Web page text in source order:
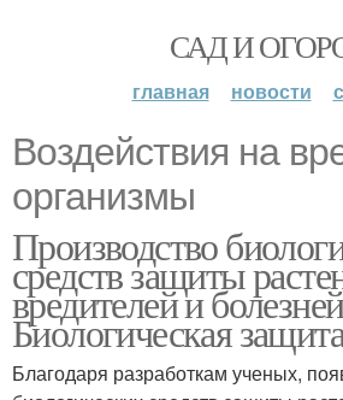
САД И
главная новости
Воздействия на
организмы
Производство
средств защиты
вредителей и
Биологическая защита
Благодаря разработкам ученых,